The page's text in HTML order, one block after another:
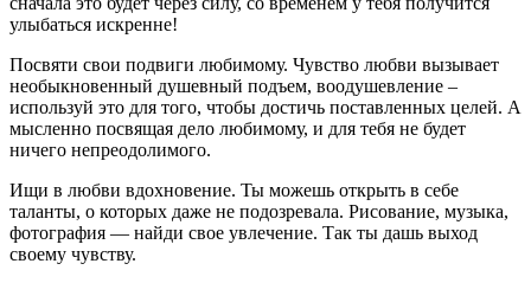
улыбаться искренне!
Посвяти свои подвиги любимому. Чувство любви вызывает
необыкновенный душевный подъем, воодушевление –
используй это для того, чтобы достичь поставленных целей. А
мысленно посвящая дело любимому, и для тебя не будет
ничего непреодолимого.
Ищи в любви вдохновение. Ты можешь открыть в себе
таланты, о которых даже не подозревала. Рисование, музыка,
фотография — найди свое увлечение. Так ты дашь выход
своему чувству.